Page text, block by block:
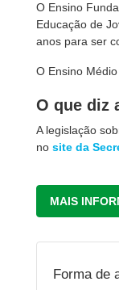
O Ensino
Educação de
anos para ser
O Ensino
O que diz
A legislação
no site da
MAIS
Forma de